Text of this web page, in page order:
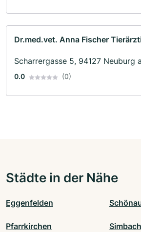
Dr.med.vet. Anna Fischer
Scharrergasse 5, 94127 Neuburg
0.0 (0)
Städte in der Nähe
Eggenfelden
Pfarrkirchen